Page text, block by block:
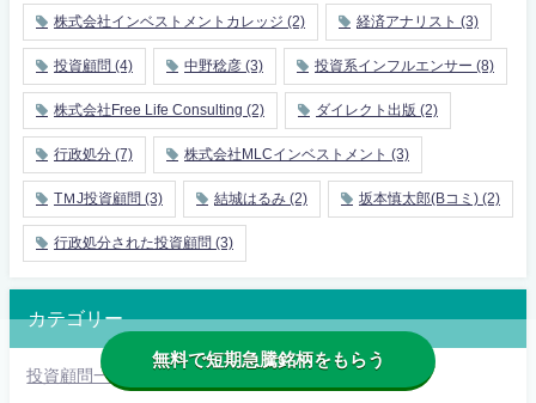
株式会社インベストメントカレッジ (2) 経済アナリスト (3)
投資顧問 (4) 中野稔彦 (3) 投資系インフルエンサー (8)
株式会社Free Life Consulting (2) ダイレクト出版 (2)
行政処分 (7) 株式会社MLCインベストメント (3)
TＭJ投資顧問 (3) 結城はるみ (2) 坂本慎太郎(Bコミ) (2)
行政処分された投資顧問 (3)
カテゴリー
投資顧問一覧
無料で短期急騰銘柄をもらう